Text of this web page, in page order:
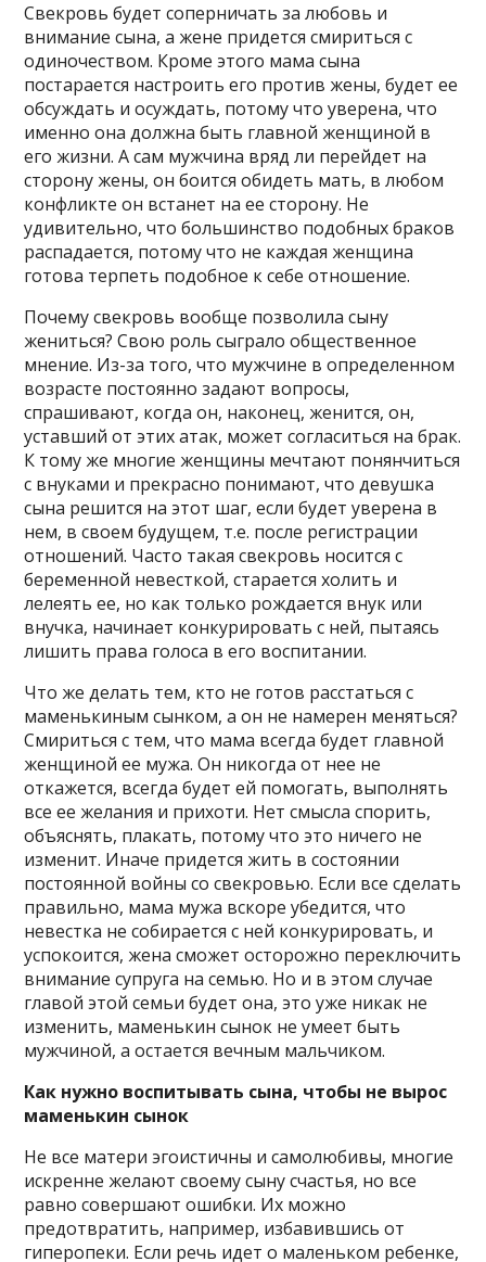
Свекровь будет соперничать за любовь и
внимание сына, а жене придется смириться с
одиночеством. Кроме этого мама сына
постарается настроить его против жены, будет ее
обсуждать и осуждать, потому что уверена, что
именно она должна быть главной женщиной в
его жизни. А сам мужчина вряд ли перейдет на
сторону жены, он боится обидеть мать, в любом
конфликте он встанет на ее сторону. Не
удивительно, что большинство подобных браков
распадается, потому что не каждая женщина
готова терпеть подобное к себе отношение.
Почему свекровь вообще позволила сыну
жениться? Свою роль сыграло общественное
мнение. Из-за того, что мужчине в определенном
возрасте постоянно задают вопросы,
спрашивают, когда он, наконец, женится, он,
уставший от этих атак, может согласиться на брак.
К тому же многие женщины мечтают понянчиться
с внуками и прекрасно понимают, что девушка
сына решится на этот шаг, если будет уверена в
нем, в своем будущем, т.е. после регистрации
отношений. Часто такая свекровь носится с
беременной невесткой, старается холить и
лелеять ее, но как только рождается внук или
внучка, начинает конкурировать с ней, пытаясь
лишить права голоса в его воспитании.
Что же делать тем, кто не готов расстаться с
маменькиным сынком, а он не намерен меняться?
Смириться с тем, что мама всегда будет главной
женщиной ее мужа. Он никогда от нее не
откажется, всегда будет ей помогать, выполнять
все ее желания и прихоти. Нет смысла спорить,
объяснять, плакать, потому что это ничего не
изменит. Иначе придется жить в состоянии
постоянной войны со свекровью. Если все сделать
правильно, мама мужа вскоре убедится, что
невестка не собирается с ней конкурировать, и
успокоится, жена сможет осторожно переключить
внимание супруга на семью. Но и в этом случае
главой этой семьи будет она, это уже никак не
изменить, маменькин сынок не умеет быть
мужчиной, а остается вечным мальчиком.
Как нужно воспитывать сына, чтобы не вырос
маменькин сынок
Не все матери эгоистичны и самолюбивы, многие
искренне желают своему сыну счастья, но все
равно совершают ошибки. Их можно
предотвратить, например, избавившись от
гиперопеки. Если речь идет о маленьком ребенке,